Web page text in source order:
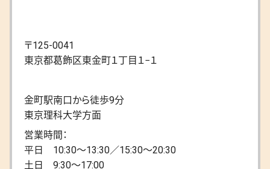
〒125-0041
東京都葛飾区東金町１丁目１−１
金町駅南口から徒歩9分
東京理科大学方面
営業時間：
平日 10:30〜13:30／15:30〜20:30
土日 9:30〜17:00